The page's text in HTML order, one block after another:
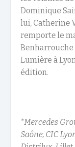
Dominique
lui, Catherine
remporte le
Lumière à
édition.
*Mercedes
Saône, CIC